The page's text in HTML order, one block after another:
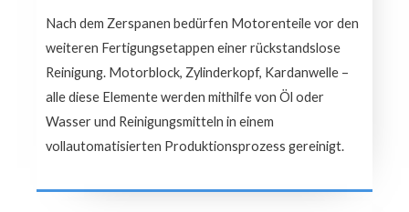
Nach dem Zerspanen bedürfen Motorenteile vor den
weiteren Fertigungsetappen einer rückstandslose
Reinigung. Motorblock, Zylinderkopf, Kardanwelle –
alle diese Elemente werden mithilfe von Öl oder
Wasser und Reinigungsmitteln in einem
vollautomatisierten Produktionsprozess gereinigt.